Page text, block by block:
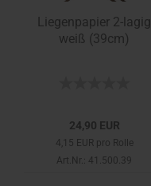
Liegenpapier 2-lagig
weiß (39cm)
24,90 EUR
4,15 EUR pro Rolle
Art.Nr.: 41.500.39